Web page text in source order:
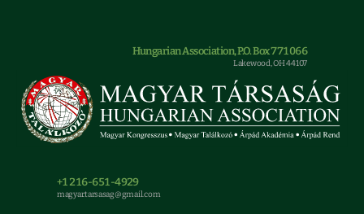
Hungarian Association, P.O. Box 771066
Lakewood, OH 44107
+1 216-651-4929
magyar.tarsasag@gmail.com